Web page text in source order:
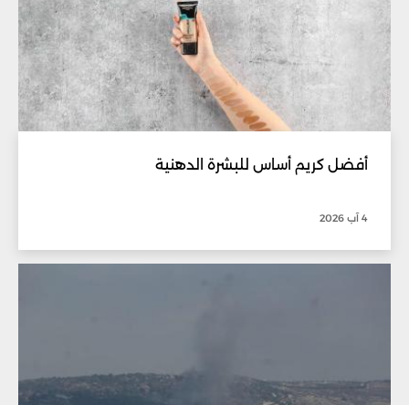
أفضل كريم أساس للبشرة الدهنية
4 آب 2026